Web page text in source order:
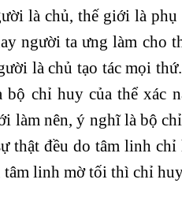
là chủ, thế giới là
người ta ưng làm cho
là chủ tạo tác mọi
bộ chỉ huy của thể xác
làm nên, ý nghĩ là bộ
thật đều do tâm linh
linh mờ tối thì chỉ